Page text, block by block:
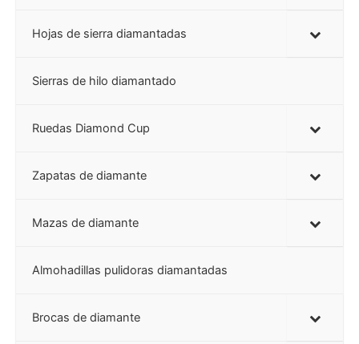
Hojas de sierra diamantadas
Sierras de hilo diamantado
Ruedas Diamond Cup
Zapatas de diamante
Mazas de diamante
Almohadillas pulidoras diamantadas
Brocas de diamante